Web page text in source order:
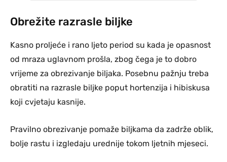
Obrežite razrasle biljke
Kasno proljeće i rano ljeto period su kada je opasnost
od mraza uglavnom prošla, zbog čega je to dobro
vrijeme za obrezivanje biljaka. Posebnu pažnju treba
obratiti na razrasle biljke poput hortenzija i hibiskusa
koji cvjetaju kasnije.
Pravilno obrezivanje pomaže biljkama da zadrže oblik,
bolje rastu i izgledaju urednije tokom ljetnih mjeseci.